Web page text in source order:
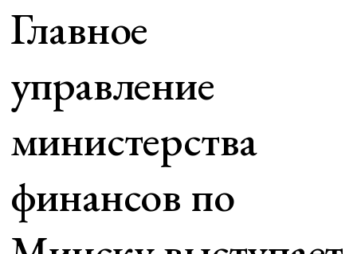
Главное
управление
министерства
финансов по